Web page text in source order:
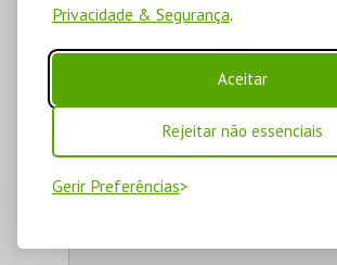
Privacidade & Segurança.
Aceitar
Rejeitar não essenciais
Gerir Preferências
_ga_#
Estatísticos
Análise de Utilização
Terceiros